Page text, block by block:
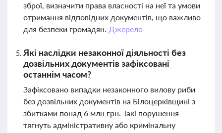
зброї, визначити права власності на неї та умови
отримання відповідних документів, що важливо
для безпеки громадян. Джерело
Які наслідки незаконної діяльності без
дозвільних документів зафіксовані
останнім часом?
Зафіксовано випадки незаконного вилову риби
без дозвільних документів на Білоцерківщині з
збитками понад 6 млн грн. Такі порушення
тягнуть адміністративну або кримінальну